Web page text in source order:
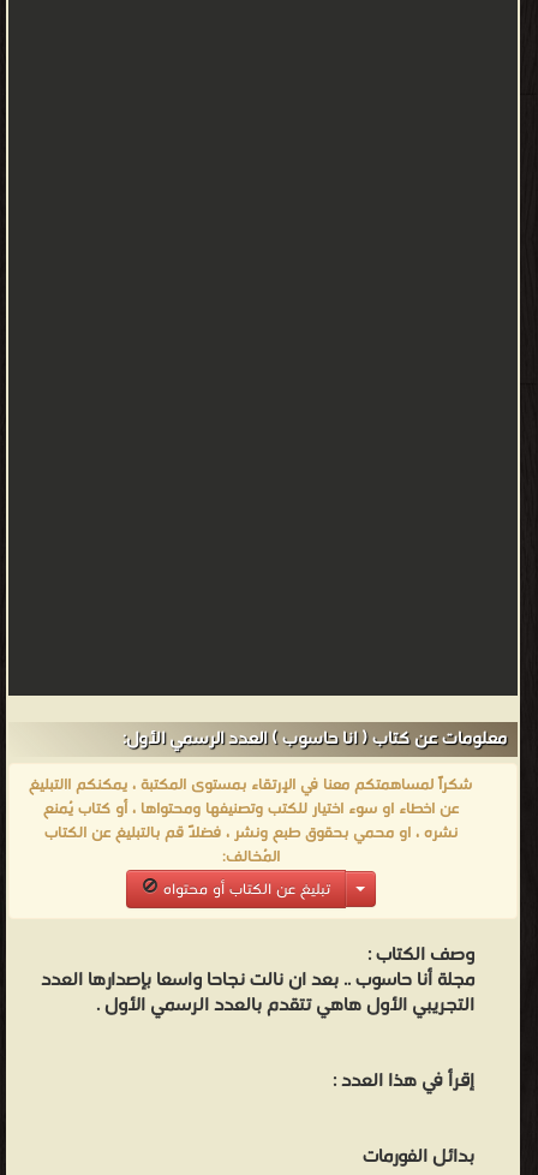
معلومات عن كتاب ( انا حاسوب ) العدد الرسمي الأول:
شكراً لمساهمتكم معنا في الإرتقاء بمستوى المكتبة ، يمكنكم االتبليغ
عن اخطاء او سوء اختيار للكتب وتصنيفها ومحتواها ، أو كتاب يُمنع
نشره ، او محمي بحقوق طبع ونشر ، فضلاً قم بالتبليغ عن الكتاب
المُخالف:
تبليغ عن الكتاب أو محتواه
وصف الكتاب :
مجلة أنا حاسوب .. بعد ان نالت نجاحا واسعا بإصدارها العدد
التجريبي الأول هاهي تتقدم بالعدد الرسمي الأول .
إقرأ في هذا العدد :
بدائل الفورمات